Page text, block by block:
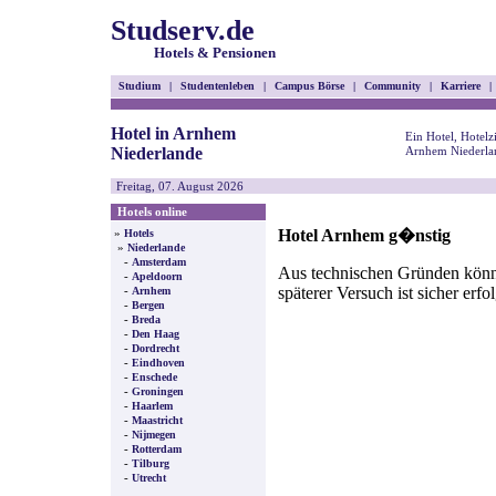
Studserv.de
Hotels & Pensionen
Studium | Studentenleben | Campus Börse | Community | Karriere |
Hotel in Arnhem
Niederlande
Ein Hotel,
Arnhem
Freitag, 07. August 2026
Hotels online
» Hotels
» Niederlande
- Amsterdam
- Apeldoorn
- Arnhem
- Bergen
- Breda
- Den Haag
- Dordrecht
- Eindhoven
- Enschede
- Groningen
- Haarlem
- Maastricht
- Nijmegen
- Rotterdam
- Tilburg
- Utrecht
Hotel Arnhem g�nstig
Aus technischen Gründen
späterer Versuch ist sicher